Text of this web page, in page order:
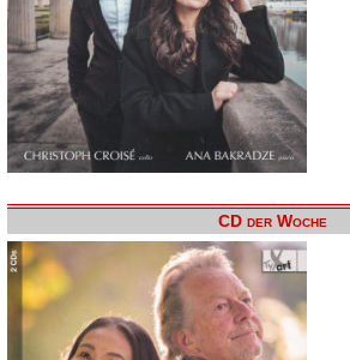
CD der Woche